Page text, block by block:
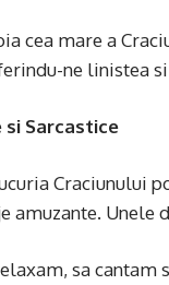
cea mare a
ne linistea
si Sarcastice
Craciunului
amuzante. Unele
sa